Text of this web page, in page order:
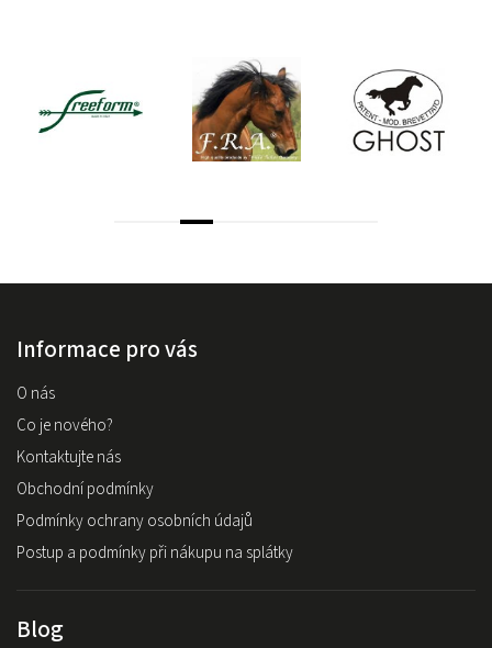
Informace pro vás
O nás
Co je nového?
Kontaktujte nás
Obchodní podmínky
Podmínky ochrany osobních údajů
Postup a podmínky při nákupu na splátky
Blog